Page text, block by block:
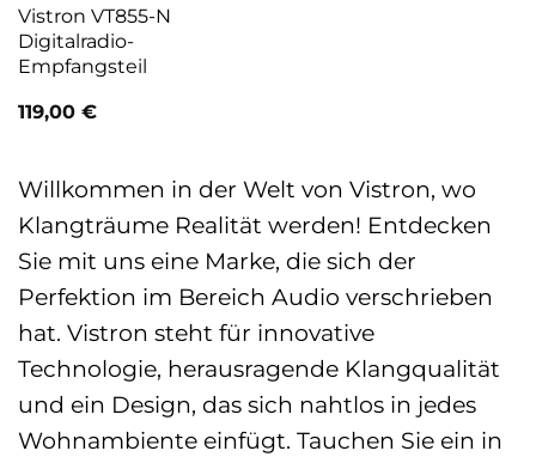
Vistron VT855-N
Digitalradio-
Empfangsteil
119,00 €
Willkommen in der Welt von Vistron, wo
Klangträume Realität werden! Entdecken
Sie mit uns eine Marke, die sich der
Perfektion im Bereich Audio verschrieben
hat. Vistron steht für innovative
Technologie, herausragende Klangqualität
und ein Design, das sich nahtlos in jedes
Wohnambiente einfügt. Tauchen Sie ein in